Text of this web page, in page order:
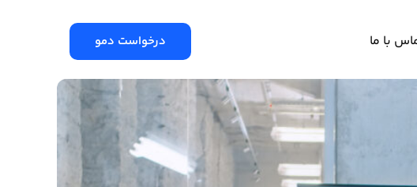
با ما درخواست دمو